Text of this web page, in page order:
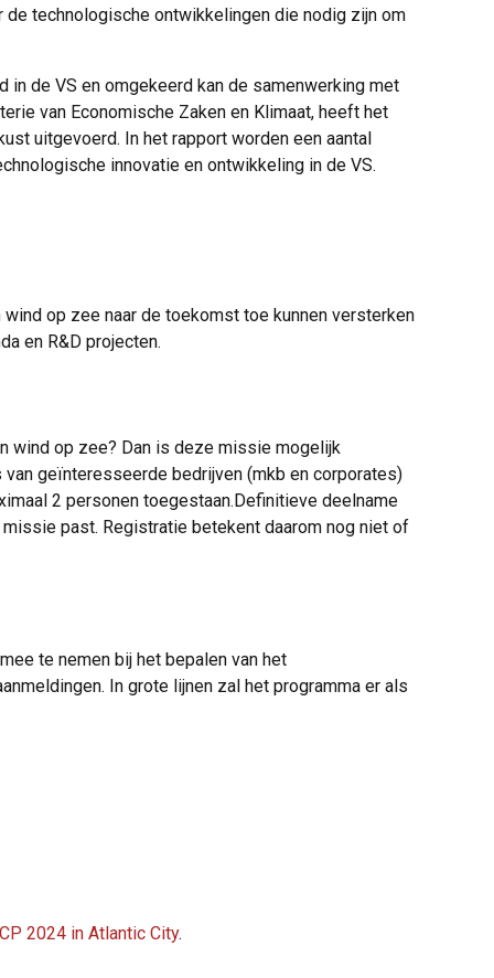
technologische ontwikkelingen die nodig zijn om
de VS en omgekeerd kan de samenwerking met
van Economische Zaken en Klimaat, heeft het
uitgevoerd. In het rapport worden een aantal
innovatie en ontwikkeling in de VS.
op zee naar de toekomst toe kunnen versterken
en R&D projecten.
wind op zee? Dan is deze missie mogelijk
van geïnteresseerde bedrijven (mkb en corporates)
2 personen toegestaan.Definitieve deelname
past. Registratie betekent daarom nog niet of
te nemen bij het bepalen van het
In grote lijnen zal het programma er als
2024 in Atlantic City.